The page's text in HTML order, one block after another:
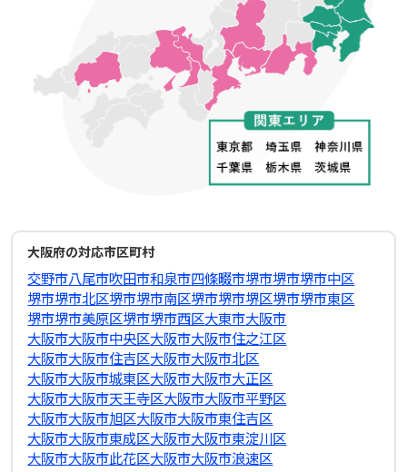
大阪府の対応市区町村
交野市八尾市吹田市和泉市四條畷市堺市堺市堺市中区
堺市堺市北区堺市堺市南区堺市堺市堺区堺市堺市東区
堺市堺市美原区堺市堺市西区大東市大阪市
大阪市大阪市中央区大阪市大阪市住之江区
大阪市大阪市住吉区大阪市大阪市北区
大阪市大阪市城東区大阪市大阪市大正区
大阪市大阪市天王寺区大阪市大阪市平野区
大阪市大阪市旭区大阪市大阪市東住吉区
大阪市大阪市東成区大阪市大阪市東淀川区
大阪市大阪市此花区大阪市大阪市浪速区